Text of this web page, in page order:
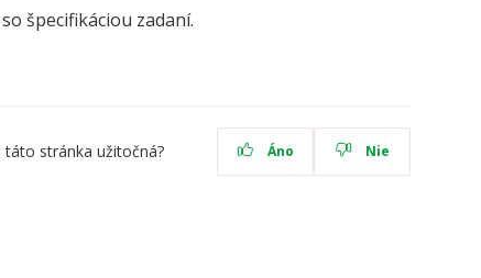
špecifikáciou zadaní.
táto stránka užitočná? Áno Nie